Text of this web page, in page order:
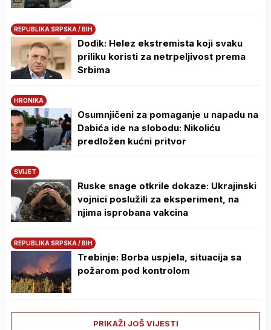
REPUBLIKA SRPSKA / BIH
Dodik: Helez ekstremista koji svaku
priliku koristi za netrpeljivost prema
Srbima
HRONIKA
Osumnjičeni za pomaganje u napadu na
Dabića ide na slobodu: Nikoliću
predložen kućni pritvor
SVIJET
Ruske snage otkrile dokaze: Ukrajinski
vojnici poslužili za eksperiment, na
njima isprobana vakcina
REPUBLIKA SRPSKA / BIH
Trebinje: Borba uspjela, situacija sa
požarom pod kontrolom
PRIKAŽI JOŠ VIJESTI